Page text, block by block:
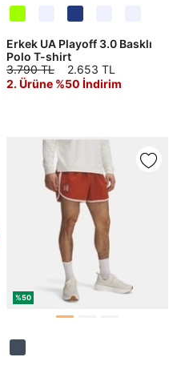
Erkek UA Playoff 3.0 Basklı
Polo T-shirt
3.790 TL
2.653 TL
2. Ürüne %50 İndirim
%50